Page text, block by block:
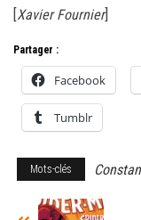
[Xavier Fournier]
Partager :
Facebook
Tumblr
Mots-clés